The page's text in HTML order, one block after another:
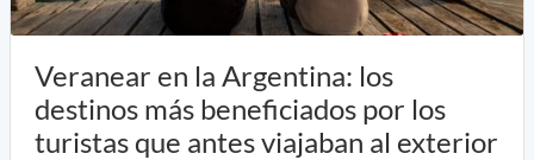
Veranear en la Argentina: los
destinos más beneficiados por los
turistas que antes viajaban al exterior